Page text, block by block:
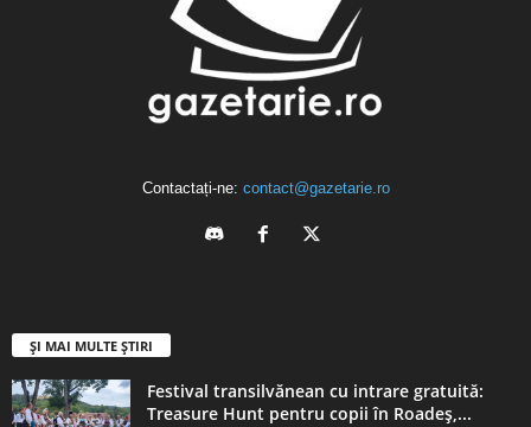
Contactați-ne: contact@gazetarie.ro
ȘI MAI MULTE ȘTIRI
Festival transilvănean cu intrare gratuită:
Treasure Hunt pentru copii în Roadeș,...